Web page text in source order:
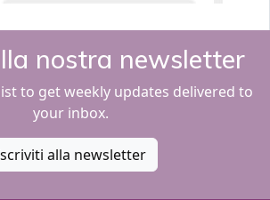
nostra newsletter
to get weekly updates delivered to
your inbox.
alla newsletter